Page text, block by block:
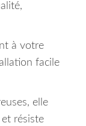
à votre
facile
elle
résiste